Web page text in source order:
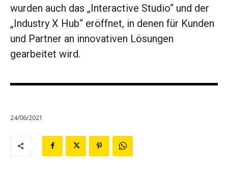
wurden auch das „Interactive Studio“ und der
„Industry X Hub“ eröffnet, in denen für Kunden
und Partner an innovativen Lösungen
gearbeitet wird.
24/06/2021